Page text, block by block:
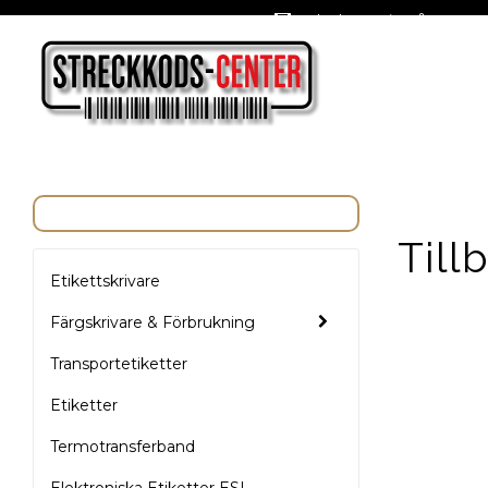
Oslagbara priser året om
Etikettskrivare
Färgskrivare & Förbrukning
Transportetiketter
Etiketter
Termotransferband